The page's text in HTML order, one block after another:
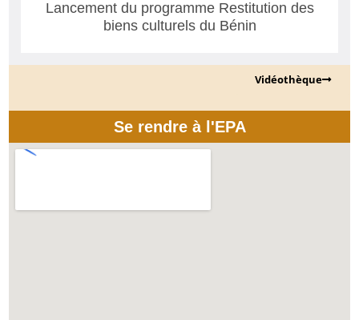
Lancement du programme Restitution des
biens culturels du Bénin
Vidéothèque
Se rendre à l'EPA